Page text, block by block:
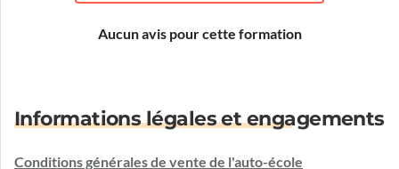
Aucun avis pour cette formation
Informations légales et engagements
Conditions générales de vente de l'auto-école